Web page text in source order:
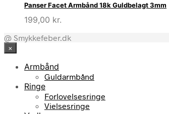
Panser Facet Armbånd 18k Guldbelagt 3mm
199,00 kr.
@ Smykkefeber.dk
×
Armbånd
Guldarmbånd
Ringe
Forlovelsesringe
Vielsesringe